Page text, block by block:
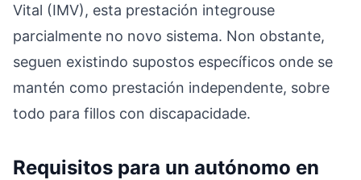
Vital (IMV), esta prestación integrouse
parcialmente no novo sistema. Non obstante,
seguen existindo supostos específicos onde se
mantén como prestación independente, sobre
todo para fillos con discapacidade.
Requisitos para un autónomo en